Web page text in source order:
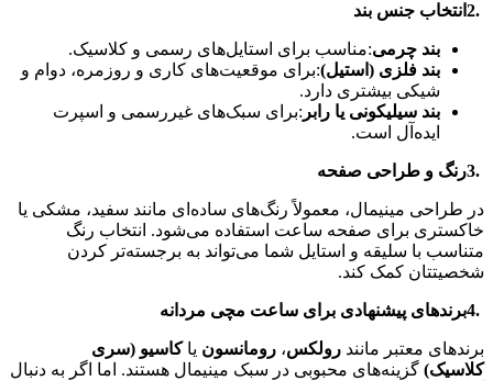
2. انتخاب جنس بند
بند چرمی:مناسب برای استایل‌های رسمی و کلاسیک.
بند فلزی (استیل):برای موقعیت‌های کاری و روزمره، دوام و
شیکی بیشتری دارد.
بند سیلیکونی یا رابر :برای سبک‌های غیررسمی و اسپرت
ایده‌آل است.
3.رنگ و طراحی صفحه
در طراحی مینیمال، معمولاً رنگ‌های ساده‌ای مانند سفید، مشکی یا
خاکستری برای صفحه ساعت استفاده می‌شود. انتخاب رنگ
متناسب با سلیقه و استایل شما می‌تواند به برجسته‌تر کردن
شخصیتتان کمک کند.
4.برندهای پیشنهادی برای ساعت مچی مردانه
برندهای معتبر مانند رولکس، رومانسون یاکاسیو (سری
کلاسیک) گزینه‌های محبوبی در سبک مینیمال هستند. اما اگر به دنبال